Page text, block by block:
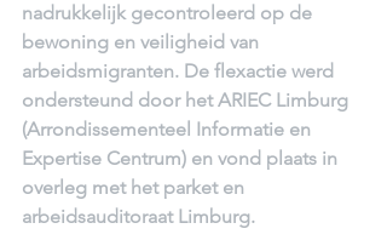
nadrukkelijk gecontroleerd op de
bewoning en veiligheid van
arbeidsmigranten. De flexactie werd
ondersteund door het ARIEC Limburg
(Arrondissementeel Informatie en
Expertise Centrum) en vond plaats in
overleg met het parket en
arbeidsauditoraat Limburg.